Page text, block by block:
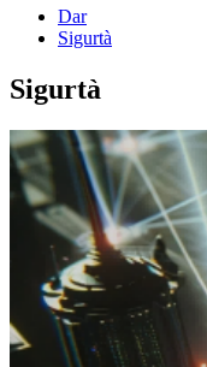
Dar
Sigurtà
Sigurtà